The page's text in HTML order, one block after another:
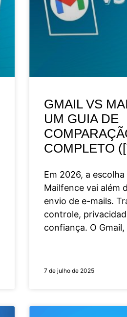
GMAIL VS
UM GUIA DE
COMPLETO
Em 2026, a
Mailfence vai além
envio de e-mails.
controle,
confiança. O
7 de julho de 2025